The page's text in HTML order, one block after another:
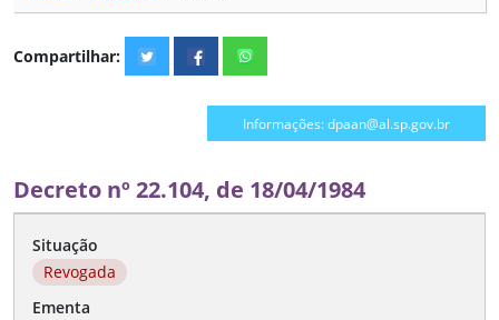
Compartilhar:
Informações: dpaan@al.sp.gov.br
Decreto nº 22.104, de 18/04/1984
Situação
Revogada
Ementa